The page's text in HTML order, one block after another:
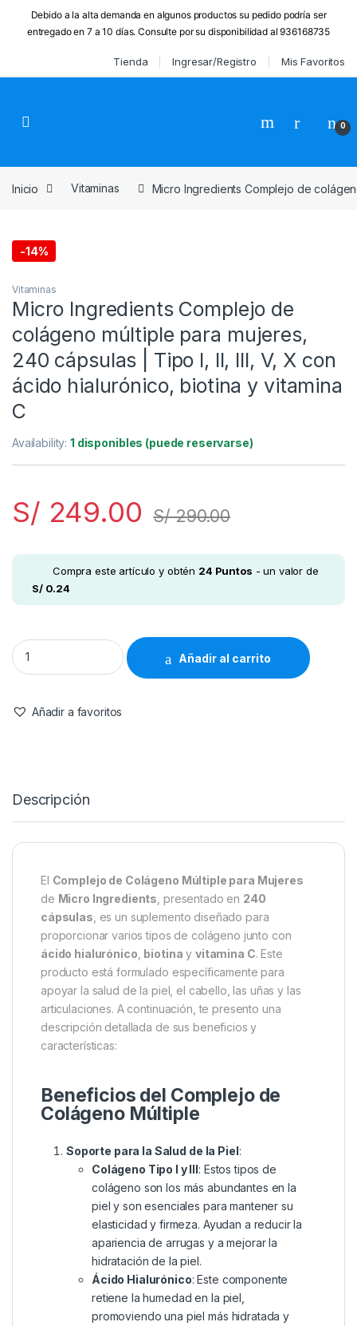
Debido a la alta demanda en algunos productos su pedido podría ser
entregado en 7 a 10 días. Consulte por su disponibilidad al 936168735
Tienda Ingresar/Registro Mis Favoritos
0
Inicio Vitaminasㅤ Micro Ingredients Complejo de
-14%
Vitaminasㅤ
Micro Ingredients Complejo de
colágeno múltiple para mujeres,
240 cápsulas | Tipo I, II, III, V, X con
ácido hialurónico, biotina y vitamina
C
Availability:1 disponibles (puede reservarse)
S/ 249.00 S/290.00
Compra este artículo y obtén 24Puntos - un valor de
S/0.24
Micro Ingredients Complejo de colágeno múltiple para
Añadir al carrito
Añadir a favoritos
Descripción
El Complejo de Colágeno Múltiple para Mujeres
de Micro Ingredients , presentado en 240
cápsulas , es un suplemento diseñado para
proporcionar varios tipos de colágeno junto con
ácido hialurónico biotina y vitamina C. Este
producto está formulado específicamente para
apoyar la salud de la piel, el cabello, las uñas y las
articulaciones. A continuación, te presento una
descripción detallada de sus beneficios y
características:
Beneficios del Complejo de
Colágeno Múltiple
Soporte para la Salud de la Piel:
Colágeno Tipo I y III: Estos tipos de
colágeno son los más abundantes en la
piel y son esenciales para mantener su
elasticidad y firmeza. Ayudan a reducir la
apariencia de arrugas y a mejorar la
hidratación de la piel.
Ácido Hialurónico: Este componente
retiene la humedad en la piel,
promoviendo una piel más hidratada y